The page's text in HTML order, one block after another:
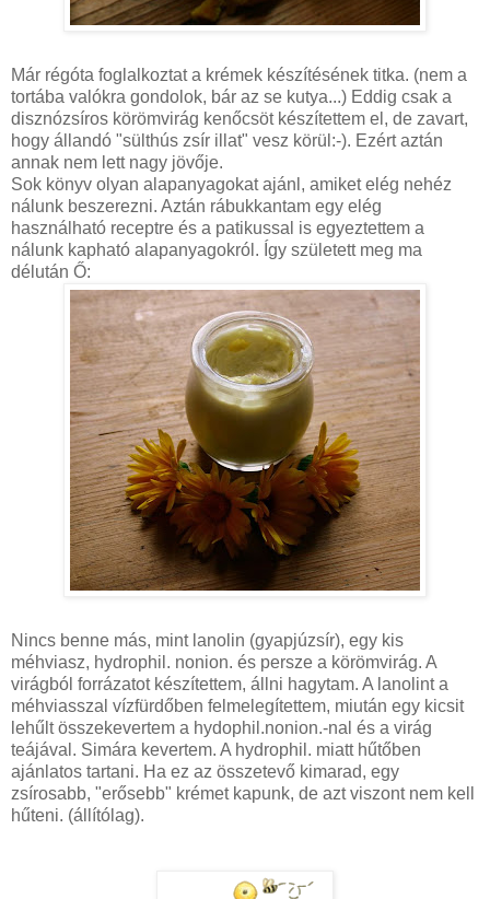
Már régóta foglalkoztat a krémek készítésének titka. (nem a
tortába valókra gondolok, bár az se kutya...) Eddig csak a
disznózsíros körömvirág kenőcsöt készítettem el, de zavart,
hogy állandó "sülthús zsír illat" vesz körül:-). Ezért aztán
annak nem lett nagy jövője.
Sok könyv olyan alapanyagokat ajánl, amiket elég nehéz
nálunk beszerezni. Aztán rábukkantam egy elég
használható receptre és a patikussal is egyeztettem a
nálunk kapható alapanyagokról. Így született meg ma
délután Ő:
Nincs benne más, mint lanolin (gyapjúzsír), egy kis
méhviasz, hydrophil . nonion. és persze a körömvirág. A
virágból forrázatot készítettem, állni hagytam. A lanolint a
méhviasszal vízfürdőben felmelegítettem, miután egy kicsit
lehűlt összekevertem a hydophil.nonion.-nal és a virág
teájával. Simára kevertem. A hydrophil . miatt hűtőben
ajánlatos tartani. Ha ez az összetevő kimarad, egy
zsírosabb, "erősebb" krémet kapunk, de azt viszont nem kell
hűteni. (állítólag).